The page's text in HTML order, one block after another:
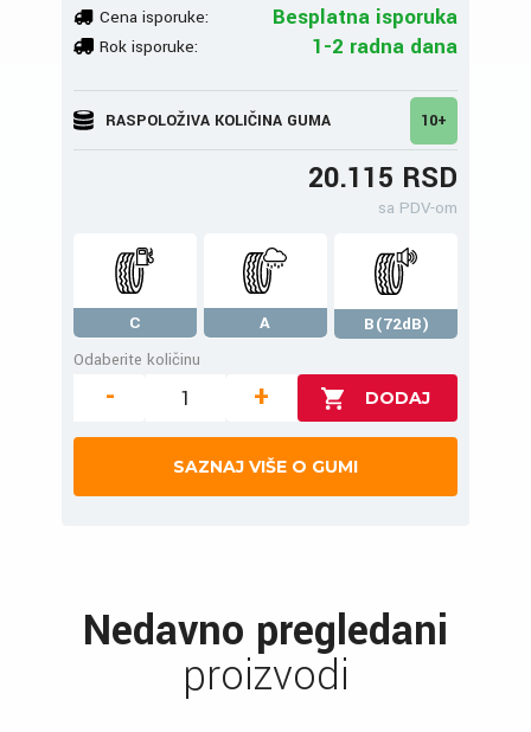
Cena isporuke: Besplatna isporuka
Rok isporuke: 1-2 radna dana
RASPOLOŽIVA KOLIČINA GUMA 10+
20.115 RSD
sa PDV-om
C A
B(72dB)
Odaberite količinu
- +
SAZNAJ VIŠE O GUMI
Nedavno pregledani
proizvodi